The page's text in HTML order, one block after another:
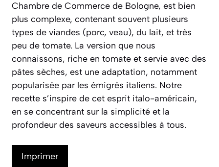
Chambre de Commerce de Bologne, est bien
plus complexe, contenant souvent plusieurs
types de viandes (porc, veau), du lait, et très
peu de tomate. La version que nous
connaissons, riche en tomate et servie avec des
pâtes sèches, est une adaptation, notamment
popularisée par les émigrés italiens. Notre
recette s’inspire de cet esprit italo-américain,
en se concentrant sur la simplicité et la
profondeur des saveurs accessibles à tous.
Imprimer